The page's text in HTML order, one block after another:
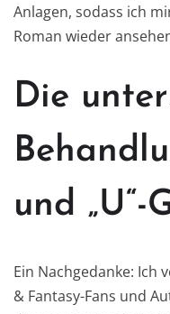
Anlagen, sodass ich
Roman wieder
Die
und
Ein Nachgedanke: Ich
& Fantasy-Fans und